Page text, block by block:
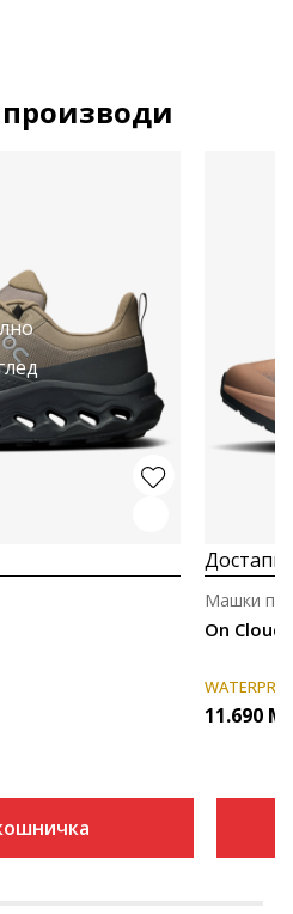
On
Машки
11.690